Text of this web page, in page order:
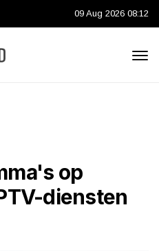
09 Aug 2026 08:12
op
diensten